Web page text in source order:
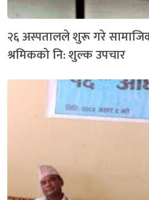
२६ अस्पतालले शुरू गरे
श्रमिकको नि: शुल्क उपचार